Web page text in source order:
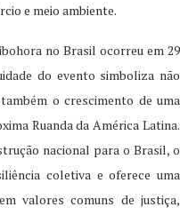
e meio ambiente.
no Brasil ocorreu em 29
do evento simboliza não
o crescimento de uma
Ruanda da América Latina.
nacional para o Brasil, o
coletiva e oferece uma
valores comuns de justiça,